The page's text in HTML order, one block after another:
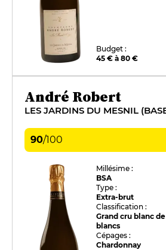
Budget :
45 € à 80 €
André Robert
LES JARDINS DU MESNIL
90/100
Millésime :
BSA
Type :
Extra-brut
Classification :
Grand cru blanc de
blancs
Cépages :
Chardonnay